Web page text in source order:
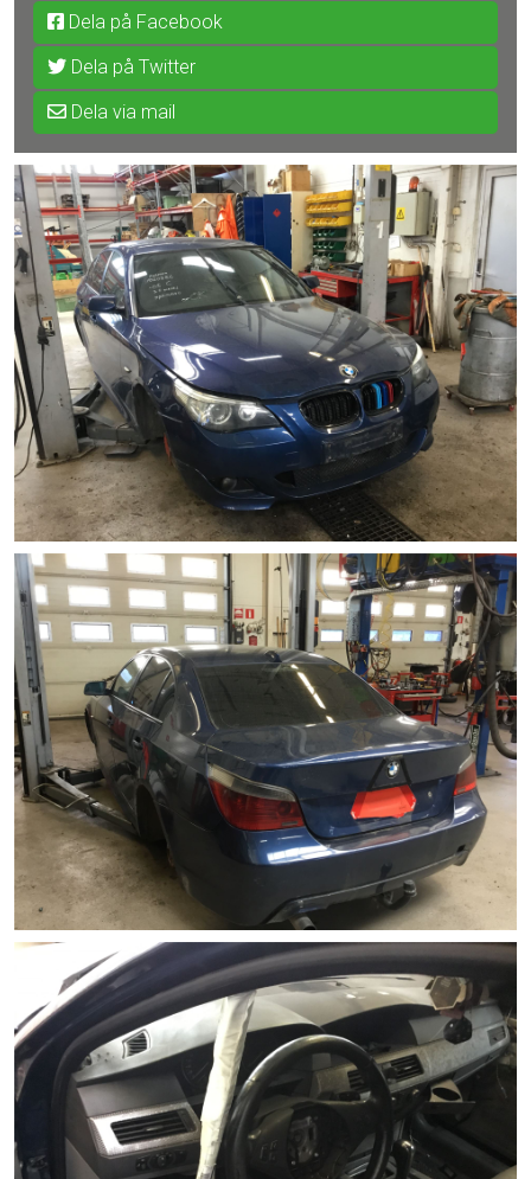
Dela på Facebook
Dela på Twitter
Dela via mail